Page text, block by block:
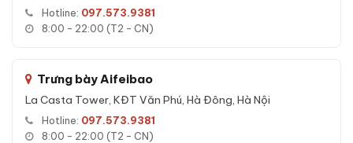
Xuất xứ:Việt Nam
App Wifi chính hãng
Tính năng nổi bật của Két sắt Liberty LB79 S11 Pro App
Wifi chính hãng:
Hotline: 097.573.9381
8:00 - 22:00 (T2 - CN)
Trưng bày Aifeibao
La Casta Tower, KĐT Văn Phú, Hà Đông, Hà Nội
Hotline: 097.573.9381
8:00 - 22:00 (T2 - CN)